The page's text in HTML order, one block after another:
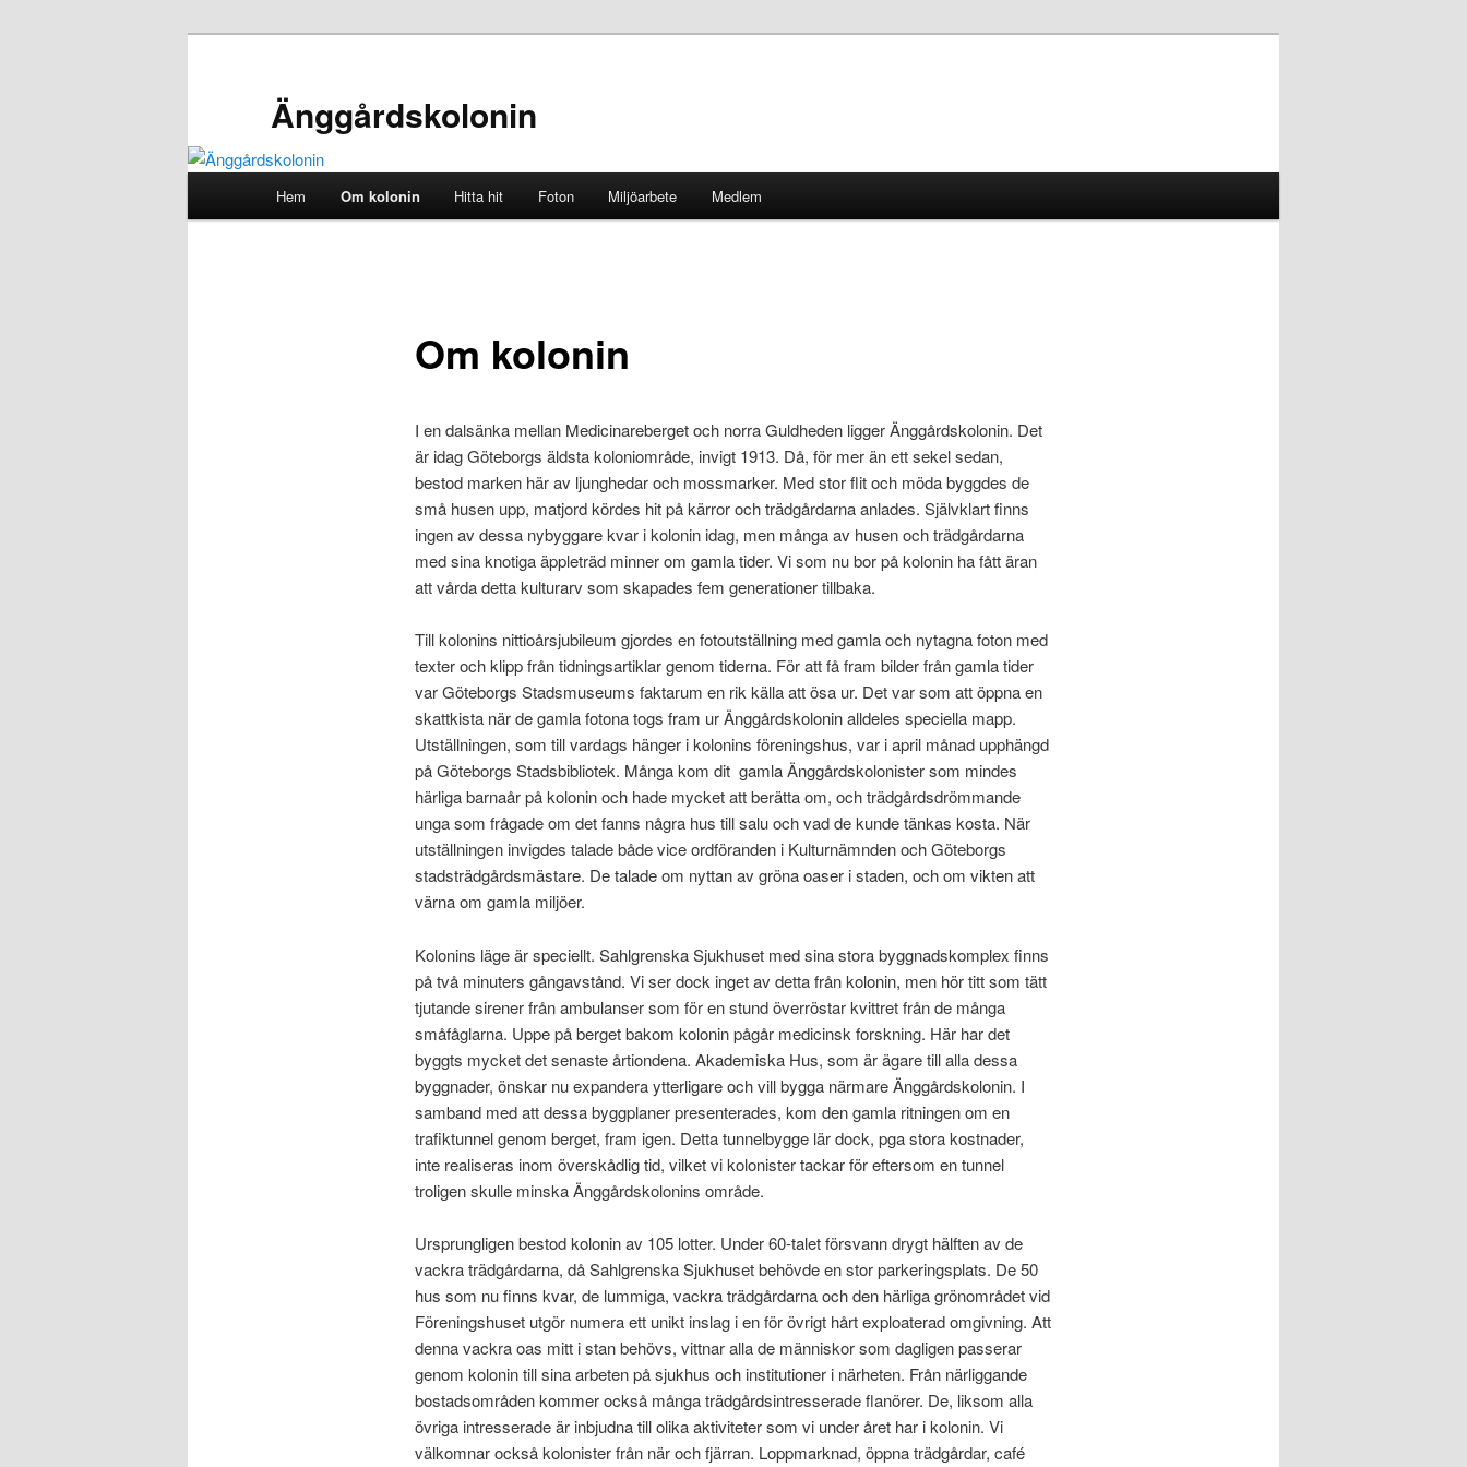
Änggårdskolonin
Hem Om kolonin Hitta hit Foton Miljöarbete Medlem
Om kolonin
I en dalsänka mellan Medicinareberget och norra Guldheden ligger Änggårdskolonin. Det
är idag Göteborgs äldsta koloniområde, invigt 1913. Då, för mer än ett sekel sedan,
bestod marken här av ljunghedar och mossmarker. Med stor flit och möda byggdes de
små husen upp, matjord kördes hit på kärror och trädgårdarna anlades. Självklart finns
ingen av dessa nybyggare kvar i kolonin idag, men många av husen och trädgårdarna
med sina knotiga äppleträd minner om gamla tider. Vi som nu bor på kolonin ha fått äran
att vårda detta kulturarv som skapades fem generationer tillbaka.
Till kolonins nittioårsjubileum gjordes en fotoutställning med gamla och nytagna foton med
texter och klipp från tidningsartiklar genom tiderna. För att få fram bilder från gamla tider
var Göteborgs Stadsmuseums faktarum en rik källa att ösa ur. Det var som att öppna en
skattkista när de gamla fotona togs fram ur Änggårdskolonin alldeles speciella mapp.
Utställningen, som till vardags hänger i kolonins föreningshus, var i april månad upphängd
på Göteborgs Stadsbibliotek. Många kom dit ­ gamla Änggårdskolonister som mindes
härliga barnaår på kolonin och hade mycket att berätta om, och trädgårdsdrömmande
unga som frågade om det fanns några hus till salu och vad de kunde tänkas kosta. När
utställningen invigdes talade både vice ordföranden i Kulturnämnden och Göteborgs
stadsträdgårdsmästare. De talade om nyttan av gröna oaser i staden, och om vikten att
värna om gamla miljöer.
Kolonins läge är speciellt. Sahlgrenska Sjukhuset med sina stora byggnadskomplex finns
på två minuters gångavstånd. Vi ser dock inget av detta från kolonin, men hör titt som tätt
tjutande sirener från ambulanser som för en stund överröstar kvittret från de många
småfåglarna. Uppe på berget bakom kolonin pågår medicinsk forskning. Här har det
byggts mycket det senaste årtiondena. Akademiska Hus, som är ägare till alla dessa
byggnader, önskar nu expandera ytterligare och vill bygga närmare Änggårdskolonin. I
samband med att dessa byggplaner presenterades, kom den gamla ritningen om en
trafiktunnel genom berget, fram igen. Detta tunnelbygge lär dock, pga stora kostnader,
inte realiseras inom överskådlig tid, vilket vi kolonister tackar för eftersom en tunnel
troligen skulle minska Änggårdskolonins område.
Ursprungligen bestod kolonin av 105 lotter. Under 60-talet försvann drygt hälften av de
vackra trädgårdarna, då Sahlgrenska Sjukhuset behövde en stor parkeringsplats. De 50
hus som nu finns kvar, de lummiga, vackra trädgårdarna och den härliga grönområdet vid
Föreningshuset utgör numera ett unikt inslag i en för övrigt hårt exploaterad omgivning. Att
denna vackra oas mitt i stan behövs, vittnar alla de människor som dagligen passerar
genom kolonin till sina arbeten på sjukhus och institutioner i närheten. Från närliggande
bostadsområden kommer också många trädgårdsintresserade flanörer. De, liksom alla
övriga intresserade är inbjudna till olika aktiviteter som vi under året har i kolonin. Vi
välkomnar också kolonister från när och fjärran. Loppmarknad, öppna trädgårdar, café